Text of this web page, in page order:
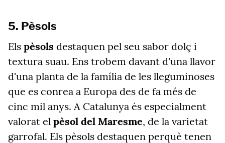
5. Pèsols
Els pèsols destaquen pel seu sabor dolç i
textura suau. Ens trobem davant d'una llavor
d'una planta de la família de les lleguminoses
que es conrea a Europa des de fa més de
cinc mil anys. A Catalunya és especialment
valorat el pèsol del Maresme, de la varietat
garrofal. Els pèsols destaquen perquè tenen